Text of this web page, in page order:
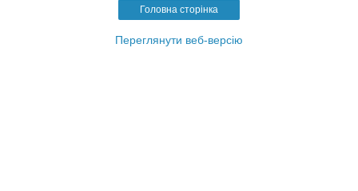
Головна сторінка
Переглянути веб-версію